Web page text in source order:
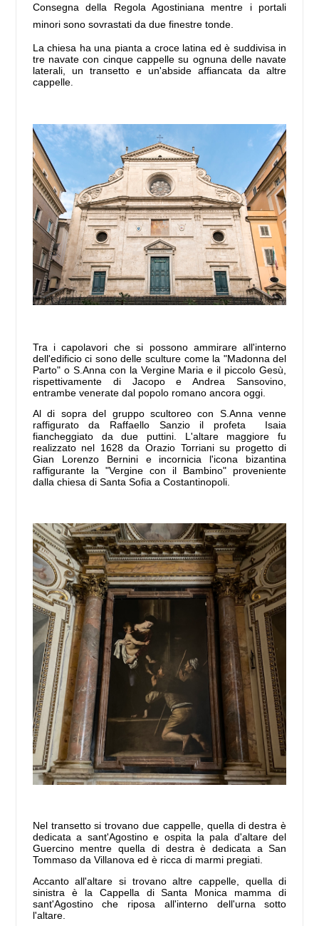
Consegna della Regola Agostiniana mentre i portali
minori sono sovrastati da due finestre tonde.
La chiesa ha una pianta a croce latina ed è suddivisa in
tre navate con cinque cappelle su ognuna delle navate
laterali, un transetto e un'abside affiancata da altre
cappelle.
Tra i capolavori che si possono ammirare all'interno
dell'edificio ci sono delle sculture come la "Madonna del
Parto" o S.Anna con la Vergine Maria e il piccolo Gesù,
rispettivamente di Jacopo e Andrea Sansovino,
entrambe venerate dal popolo romano ancora oggi.
Al di sopra del gruppo scultoreo con S.Anna venne
raffigurato da Raffaello Sanzio il profeta Isaia
fiancheggiato da due puttini. L'altare maggiore fu
realizzato nel 1628 da Orazio Torriani su progetto di
Gian Lorenzo Bernini e incornicia l'icona bizantina
raffigurante la "Vergine con il Bambino" proveniente
dalla chiesa di Santa Sofia a Costantinopoli.
Nel transetto si trovano due cappelle, quella di destra è
dedicata a sant'Agostino e ospita la pala d'altare del
Guercino mentre quella di destra è dedicata a San
Tommaso da Villanova ed è ricca di marmi pregiati.
Accanto all'altare si trovano altre cappelle, quella di
sinistra è la Cappella di Santa Monica mamma di
sant'Agostino che riposa all'interno dell'urna sotto
l'altare.